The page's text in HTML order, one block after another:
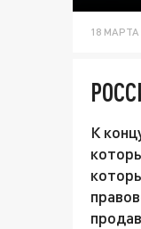
18 МАРТА
К